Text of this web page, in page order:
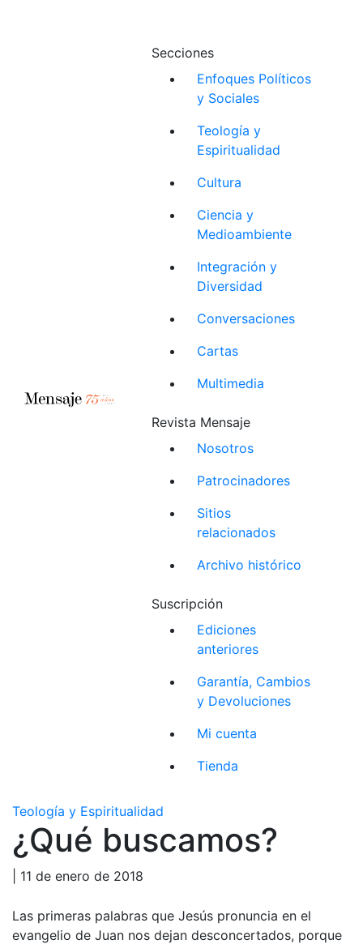
Secciones
Enfoques Políticos
y Sociales
Teología y
Espiritualidad
Cultura
Ciencia y
Medioambiente
Integración y
Diversidad
Conversaciones
Cartas
Multimedia
Revista Mensaje
Nosotros
Patrocinadores
Sitios
relacionados
Archivo histórico
Suscripción
Ediciones
anteriores
Garantía, Cambios
y Devoluciones
Mi cuenta
Tienda
Teología y Espiritualidad
¿Qué buscamos?
| 11 de enero de 2018
Las primeras palabras que Jesús pronuncia en el
evangelio de Juan nos dejan desconcertados, porque